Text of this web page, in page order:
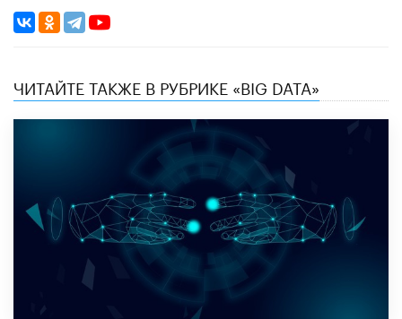
ЧИТАЙТЕ ТАКЖЕ В РУБРИКЕ «BIG DATA»